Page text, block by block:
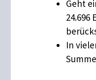
Geht
In